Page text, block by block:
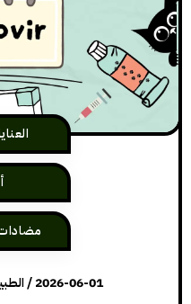
2026-06-01
/